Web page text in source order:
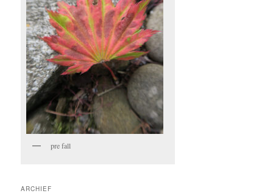
pre fall
ARCHIEF